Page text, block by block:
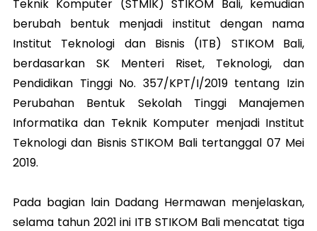
Teknik Komputer (STMIK) STIKOM Bali, kemudian
berubah bentuk menjadi institut dengan nama
Institut Teknologi dan Bisnis (ITB) STIKOM Bali,
berdasarkan SK Menteri Riset, Teknologi, dan
Pendidikan Tinggi No. 357/KPT/I/2019 tentang Izin
Perubahan Bentuk Sekolah Tinggi Manajemen
Informatika dan Teknik Komputer menjadi Institut
Teknologi dan Bisnis STIKOM Bali tertanggal 07 Mei
2019.
Pada bagian lain Dadang Hermawan menjelaskan,
selama tahun 2021 ini ITB STIKOM Bali mencatat tiga